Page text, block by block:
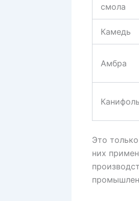
смола
Камедь
Амбра
Канифоль
Это
них